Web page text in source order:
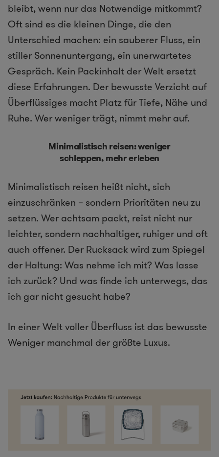
bleibt, wenn nur das Notwendige mitkommt?
Oft sind es die kleinen Dinge, die den
Unterschied machen: ein sauberer Fluss, ein
stiller Sonnenuntergang, ein unerwartetes
Gespräch. Kein Packinhalt der Welt ersetzt
diese Erfahrungen. Der bewusste Verzicht auf
Überflüssiges macht Platz für Tiefe, Nähe und
Ruhe. Wer weniger trägt, nimmt mehr auf.
Minimalistisch reisen: weniger
schleppen, mehr erleben
Minimalistisch reisen heißt nicht, sich
einzuschränken – sondern Prioritäten neu zu
setzen. Wer achtsam packt, reist nicht nur
leichter, sondern nachhaltiger, ruhiger und oft
auch offener. Der Rucksack wird zum Spiegel
der Haltung: Was nehme ich mit? Was lasse
ich zurück? Und was finde ich unterwegs, das
ich gar nicht gesucht habe?
In einer Welt voller Überfluss ist das bewusste
Weniger manchmal der größte Luxus.